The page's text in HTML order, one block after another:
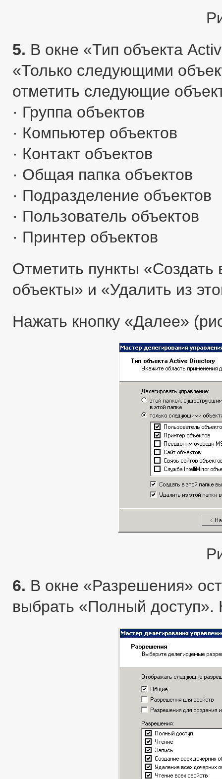
5. В окне «Тип объекта
«Только следующими
отметить следующие
· Группа объектов
· Компьютер объектов
· Контакт объектов
· Общая папка объектов
· Подразделение объектов
· Пользователь объектов
· Принтер объектов
Отметить пункты
объекты» и «Удалить из
Нажать кнопку «Далее»
6. В окне «Разрешения»
выбрать «Полный